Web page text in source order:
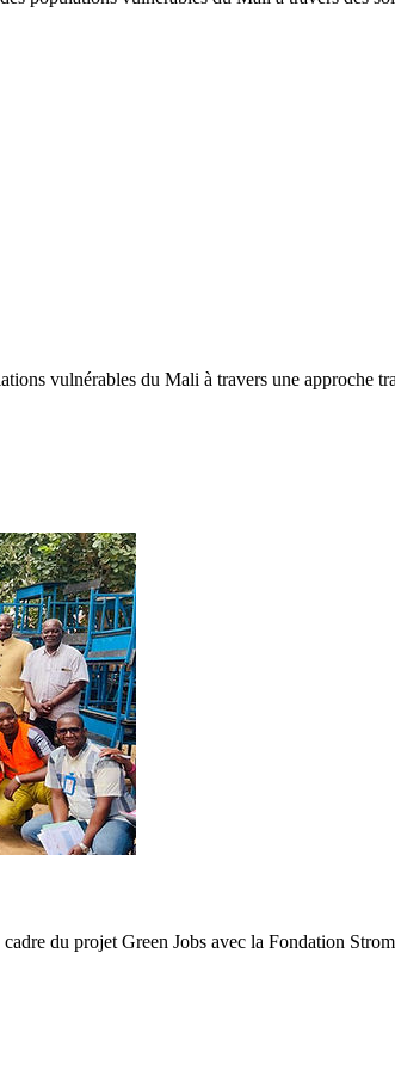
vulnérables du Mali à travers une approche
du projet Green Jobs avec la Fondation